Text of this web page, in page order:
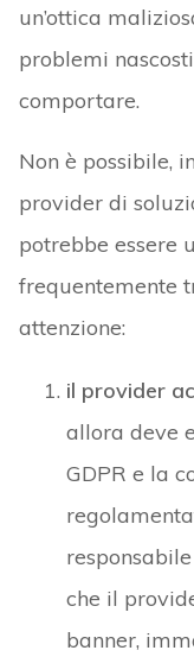
un’ottica
problemi
comportare.
Non è possibile,
provider di
potrebbe essere
frequentemente
attenzione:
il provider
allora deve
GDPR e la
che il
banner,